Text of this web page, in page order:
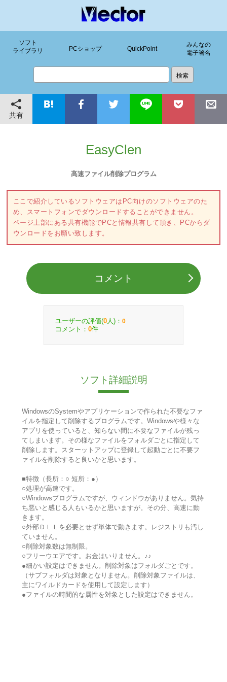
ソフト
ライブラリ
PCショップ QuickPoint
みんなの
電子署名
共有
EasyClen
高速ファイル削除プログラム
ここで紹介しているソフトウェアはPC向けのソフトウェアのた
め、スマートフォンでダウンロードすることができません。
ページ上部にある共有機能でPCと情報共有して頂き、PCからダ
ウンロードをお願い致します。
コメント
ユーザーの評価(0 人)： 0
コメント： 0件
ソフト詳細説明
WindowsのSystemやアプリケーションで作られた不要なファ
イルを指定して削除するプログラムです。Windowsや様々な
アプリを使っていると、知らない間に不要なファイルが残っ
てしまいます。その様なファイルをフォルダごとに指定して
削除します。スターットアップに登録して起動ごとに不要フ
ァイルを削除すると良いかと思います。
■特徴（長所：○ 短所：●）
○処理が高速です。
○Windowsプログラムですが、ウィンドウがありません。気持
ち悪いと感じる人もいるかと思いますが。その分、高速に動
きます。
○外部ＤＬＬを必要とせず単体で動きます。レジストリも汚し
ていません。
○削除対象数は無制限。
○フリーウエアです。お金はいりません。♪♪
●細かい設定はできません。削除対象はフォルダごとです。
（サブフォルダは対象となりません。削除対象ファイルは、
主にワイルドカードを使用して設定します）
●ファイルの時間的な属性を対象とした設定はできません。